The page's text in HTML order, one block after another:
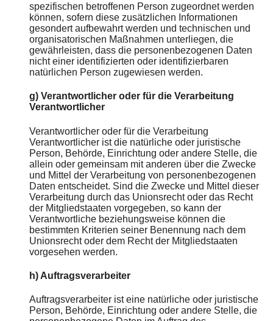
spezifischen betroffenen Person zugeordnet werden
können, sofern diese zusätzlichen Informationen
gesondert aufbewahrt werden und technischen und
organisatorischen Maßnahmen unterliegen, die
gewährleisten, dass die personenbezogenen Daten
nicht einer identifizierten oder identifizierbaren
natürlichen Person zugewiesen werden.
g) Verantwortlicher oder für die Verarbeitung
Verantwortlicher
Verantwortlicher oder für die Verarbeitung
Verantwortlicher ist die natürliche oder juristische
Person, Behörde, Einrichtung oder andere Stelle, die
allein oder gemeinsam mit anderen über die Zwecke
und Mittel der Verarbeitung von personenbezogenen
Daten entscheidet. Sind die Zwecke und Mittel dieser
Verarbeitung durch das Unionsrecht oder das Recht
der Mitgliedstaaten vorgegeben, so kann der
Verantwortliche beziehungsweise können die
bestimmten Kriterien seiner Benennung nach dem
Unionsrecht oder dem Recht der Mitgliedstaaten
vorgesehen werden.
h) Auftragsverarbeiter
Auftragsverarbeiter ist eine natürliche oder juristische
Person, Behörde, Einrichtung oder andere Stelle, die